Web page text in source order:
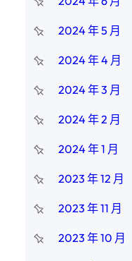
2024 年 5 月
2024 年 4 月
2024 年 3 月
2024 年 2 月
2024 年 1 月
2023 年 12 月
2023 年 11 月
2023 年 10 月